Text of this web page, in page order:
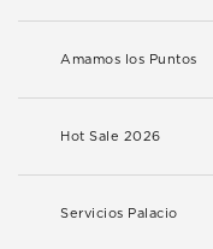
Amamos los Puntos
Hot Sale 2026
Servicios Palacio